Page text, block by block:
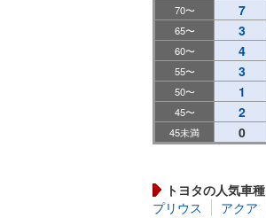
70〜 7
65〜 3
60〜 4
55〜 3
50〜 1
45〜 2
45未満 0
トヨタの人気車種
プリウス
アクア